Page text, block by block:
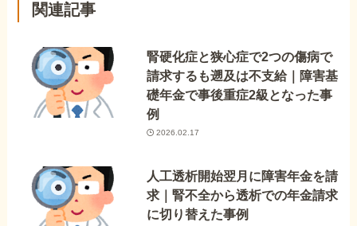
関連記事
腎硬化症と狭心症で2つの傷病で
請求するも遡及は不支給｜障害基
礎年金で事後重症2級となった事
例
2026.02.17
人工透析開始翌月に障害年金を請
求｜腎不全から透析での年金請求
に切り替えた事例